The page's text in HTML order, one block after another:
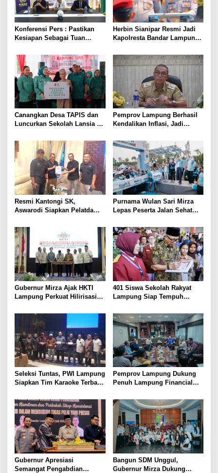
Konferensi Pers : Pastikan
Kesiapan Sebagai Tuan
Tiga Venue Pelaksanaan
Soeratin Cup Piala Gubernur
Lampung
Herbin Sianipar Resmi Jadi
Kapolresta Bandar Lampung,
Prioritas
Canangkan Desa TAPIS dan
Luncurkan Sekolah Lansia di
TP PKK Lampung Dorong
Pembangunan SDM Dimulai
dari Desa
Pemprov Lampung Berhasil
Kendalikan Inflasi, Jadi
Terendah di Sumatera
Resmi Kantongi SK,
Aswarodi Siapkan Pelatda
Menuju Porwanas 2027
Purnama Wulan Sari Mirza
Lepas Peserta Jalan Sehat
Lansia Sehat dan Bahagia
Gubernur Mirza Ajak HKTI
Lampung Perkuat Hilirisasi
Kesejahteraan Petani
401 Siswa Sekolah Rakyat
Lampung Siap Tempuh
Dorong Lahirnya Generasi
Emas
Seleksi Tuntas, PWI Lampung
Siapkan Tim Karaoke Terbaik
Pemprov Lampung Dukung
Penuh Lampung Financial
Keuangan Generasi Muda
Gubernur Apresiasi
Semangat Pengabdian
Bangun SDM Unggul,
Gubernur Mirza Dukung